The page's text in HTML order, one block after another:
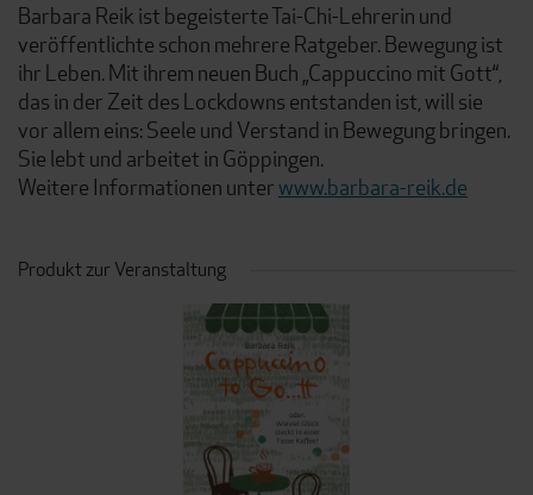
Barbara Reik ist begeisterte Tai-Chi-Lehrerin und
veröffentlichte schon mehrere Ratgeber. Bewegung ist
ihr Leben. Mit ihrem neuen Buch „Cappuccino mit Gott“,
das in der Zeit des Lockdowns entstanden ist, will sie
vor allem eins: Seele und Verstand in Bewegung bringen.
Sie lebt und arbeitet in Göppingen.
Weitere Informationen unterwww.barbara-reik.de
Produkt zur Veranstaltung